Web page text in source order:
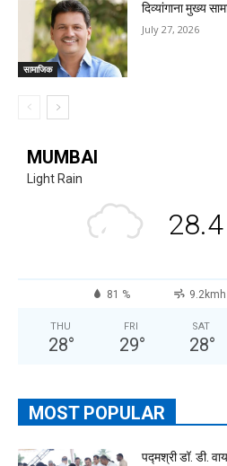
सामाजिक
दिव्यांगाना मुख्य
July 27, 2026
MUMBAI
Light Rain
28.4
81 % 9.2kmh
THU
28°
FRI
29°
SAT
28°
MOST POPULAR
पद्मश्री डॉ. डी.